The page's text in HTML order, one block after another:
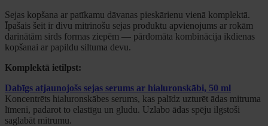
Sejas kopšana ar patīkamu dāvanas pieskārienu vienā komplektā.
Īpašais šeit ir divu mitrinošu sejas produktu apvienojums ar rokām
darinātām sirds formas ziepēm — pārdomāta kombinācija ikdienas
kopšanai ar papildu siltuma devu.
Komplektā ietilpst:
Dabīgs atjaunojošs sejas serums ar hialuronskābi, 50 ml
Koncentrēts hialuronskābes serums, kas palīdz uzturēt ādas mitruma
līmeni, padarot to elastīgu un gludu. Uzlabo ādas spēju ilgstoši
saglabāt mitrumu.